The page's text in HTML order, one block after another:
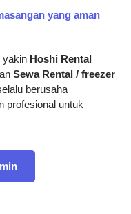
yang aman
yakin Hoshi Rental
Sewa Rental / freezer
berusaha
profesional untuk